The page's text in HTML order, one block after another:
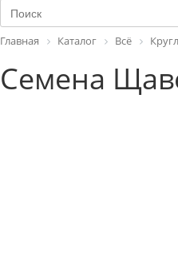
Главная Каталог Всё
Семена